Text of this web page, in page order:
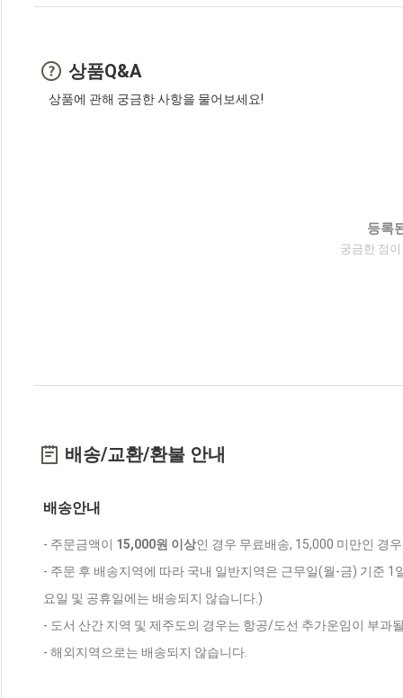
상품Q&A
상품에 관해 궁금한 사항을 물어보세요!
등록
궁금한 점
배송/교환/환불 안내
배송안내
- 주문금액이 15,000원 이상인 경우 무료배송, 15,000 미만인 경
- 주문 후 배송지역에 따라 국내 일반지역은 근무일(월-금) 기준
요일 및 공휴일에는 배송되지 않습니다.)
- 도서 산간 지역 및 제주도의 경우는 항공/도선 추가운임이 부과
- 해외지역으로는 배송되지 않습니다.